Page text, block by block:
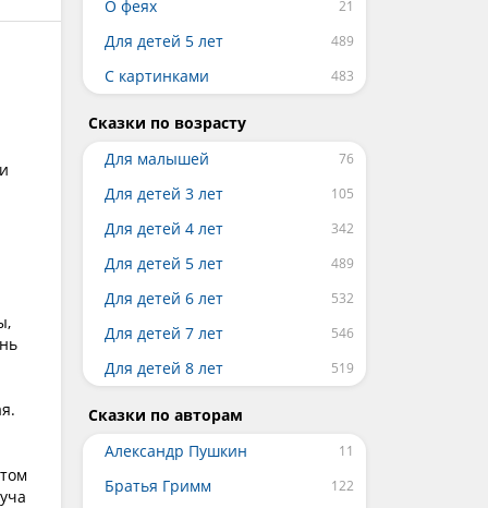
О феях
Для детей 5 лет
С картинками
Сказки по возрасту
Для малышей
Для детей 3 лет
Для детей 4 лет
Для детей 5 лет
Для детей 6 лет
Для детей 7 лет
Для детей 8 лет
Сказки по авторам
Александр Пушкин
Братья Гримм